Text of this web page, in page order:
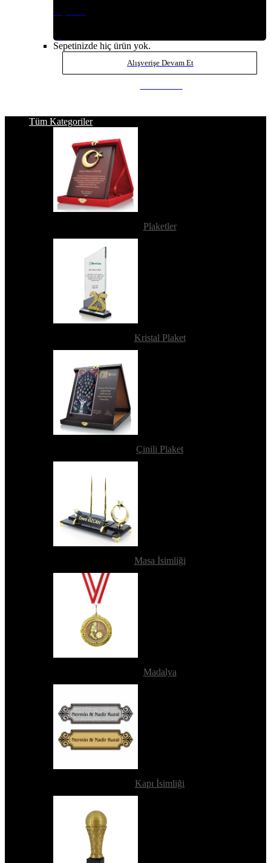
Sepetinizde hiç ürün yok.
Alışverişe Devam Et
Tüm Kategoriler
Plaketler
Kristal Plaket
Çinili Plaket
Masa İsimliği
Madalya
Kapı İsimliği